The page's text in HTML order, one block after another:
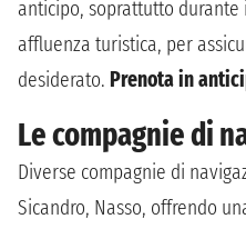
anticipo, soprattutto
affluenza turistica, per
desiderato. Prenota in
Le compagnie di
Diverse compagnie di
Sicandro, Nasso, offrendo